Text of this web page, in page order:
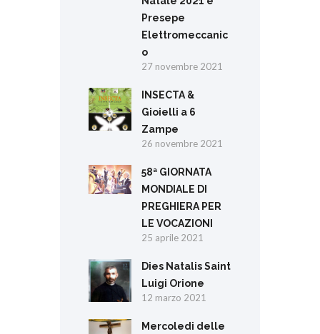
Presepe
Elettromeccanic
o
27 novembre 2021
INSECTA &
Gioielli a 6
Zampe
26 novembre 2021
58ª GIORNATA
MONDIALE DI
PREGHIERA PER
LE VOCAZIONI
25 aprile 2021
Dies Natalis Saint
Luigi Orione
12 marzo 2021
Mercoledi delle